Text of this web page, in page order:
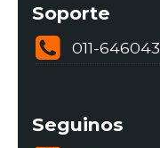
Soporte
011-
Seguinos